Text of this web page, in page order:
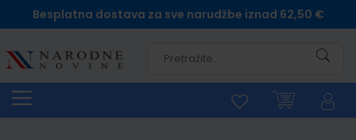
Besplatna dostava za sve narudžbe iznad 62,50 €